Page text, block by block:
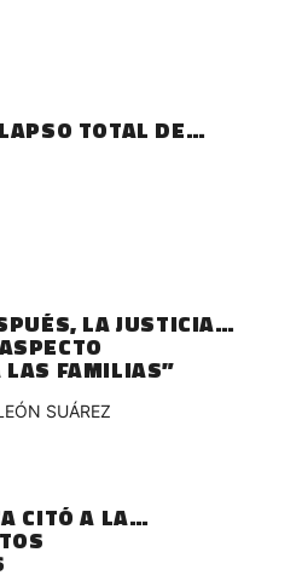
TOTAL DE
LA JUSTICIA
LAS FAMILIAS”
SUÁREZ
CITÓ A LA